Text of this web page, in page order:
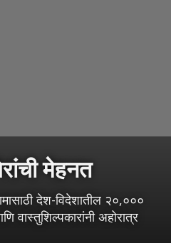
मेहनत
देश-विदेशातील २०,०००
वास्तुशिल्पकारांनी अहोरात्र